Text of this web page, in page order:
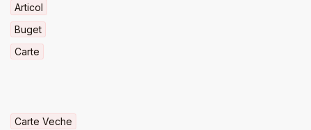
Articol
Buget
Carte
Carte Veche